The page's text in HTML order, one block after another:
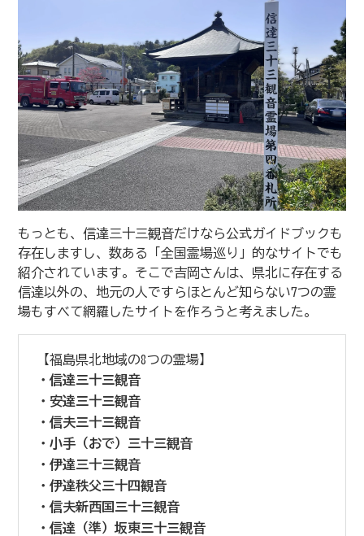
もっとも、信達三十三観音だけなら公式ガイドブックも
存在しますし、数ある「全国霊場巡り」的なサイトでも
紹介されています。そこで吉岡さんは、県北に存在する
信達以外の、地元の人ですらほとんど知らない7つの霊
場もすべて網羅したサイトを作ろうと考えました。
【福島県北地域の8つの霊場】
・信達三十三観音
・安達三十三観音
・信夫三十三観音
・小手（おで）三十三観音
・伊達三十三観音
・伊達秩父三十四観音
・信夫新西国三十三観音
・信達（準）坂東三十三観音